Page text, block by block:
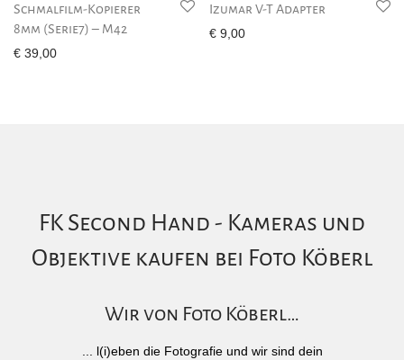
Schmalfilm-Kopierer
8mm (Serie7) – M42
€ 39,00
Izumar V-T Adapter
€ 9,00
FK Second Hand - Kameras und
Objektive kaufen bei Foto Köberl
Wir von Foto Köberl…
... l(i)eben die Fotografie und wir sind dein